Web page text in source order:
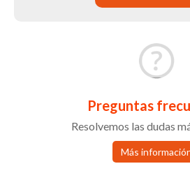
Preguntas
Resolvemos las dudas
Más